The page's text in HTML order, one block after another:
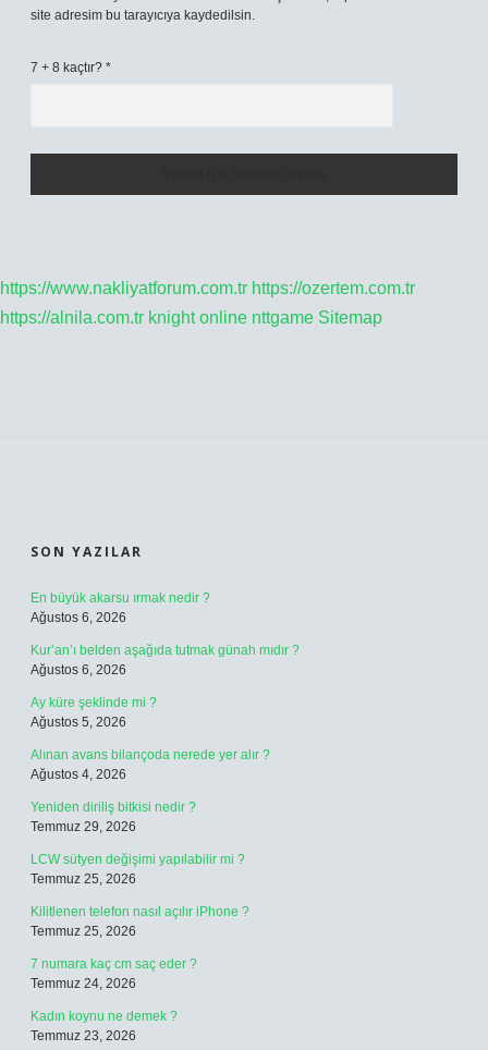
site adresim bu tarayıcıya kaydedilsin.
7 + 8 kaçtır? *
https://www.nakliyatforum.com.tr https://ozertem.com.tr
https://alnila.com.tr knight online nttgame Sitemap
SON YAZILAR
En büyük akarsu ırmak nedir ?
Ağustos 6, 2026
Kur’an’ı belden aşağıda tutmak günah mıdır ?
Ağustos 6, 2026
Ay küre şeklinde mi ?
Ağustos 5, 2026
Alınan avans bilançoda nerede yer alır ?
Ağustos 4, 2026
Yeniden diriliş bitkisi nedir ?
Temmuz 29, 2026
LCW sütyen değişimi yapılabilir mi ?
Temmuz 25, 2026
Kilitlenen telefon nasıl açılır iPhone ?
Temmuz 25, 2026
7 numara kaç cm saç eder ?
Temmuz 24, 2026
Kadın koynu ne demek ?
Temmuz 23, 2026